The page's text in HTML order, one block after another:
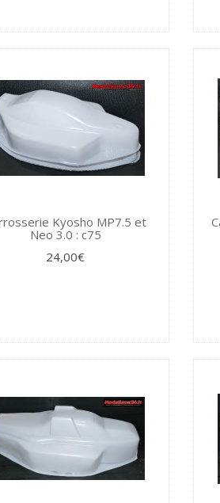
Kyosho MP7.5 et
Neo 3.0 : c75
24,00€